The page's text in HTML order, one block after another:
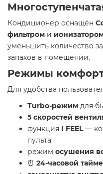
Кондиционер оснащён
фильтром и
уменьшить количество
запахов в помещении.
Режимы
Для удобства
Turbo-режим для
5 скоростей
функция I FEEL—
пульта;
режим осушения
⏰ 24-часовой